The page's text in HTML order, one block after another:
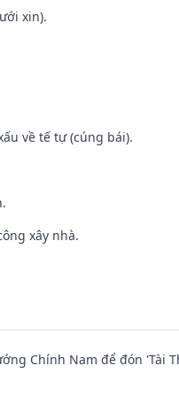
xin).
về tế tự (cúng bái).
xây nhà.
Chính Nam để đón 'Tài